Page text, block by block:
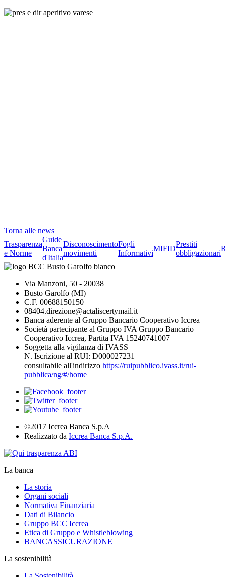
Torna alle news
Trasparenza
e Norme
Guide
Banca
d'Italia
Disconoscimento
movimenti
Fogli
Informativi
MIFID
Prestiti
obbligazionari
Via Manzoni, 50 - 20038
Busto Garolfo (MI)
C.F. 00688150150
08404.direzione@actaliscertymail.it
Banca aderente al Gruppo Bancario Cooperativo Iccrea
Società partecipante al Gruppo IVA Gruppo Bancario
Cooperativo Iccrea, Partita IVA 15240741007
Soggetta alla vigilanza di IVASS
N. Iscrizione al RUI: D000027231
consultabile all'indirizzo https://ruipubblico.ivass.it/rui-
pubblica/ng/#/home
©2017 Iccrea Banca S.p.A
Realizzato da Iccrea Banca S.p.A.
La banca
La storia
Organi sociali
Normativa Finanziaria
Dati di Bilancio
Gruppo BCC Iccrea
Etica di Gruppo e Whistleblowing
BANCASSICURAZIONE
La sostenibilità